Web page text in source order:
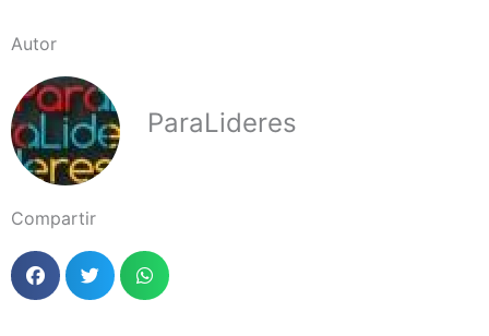
Autor
ParaLideres
Compartir